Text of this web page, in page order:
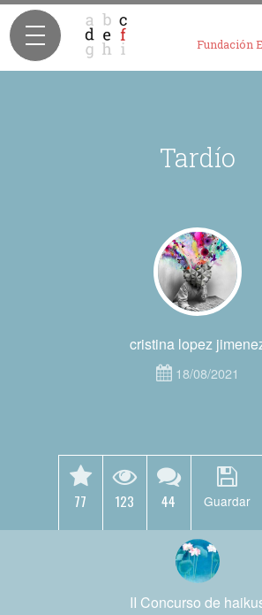
Fundación
Tardío
cristina lopez
18/08/2021
77 123 44 Guardar
II Concurso de